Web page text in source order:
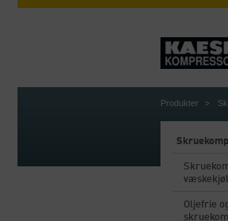
Produkter
Oljefrie